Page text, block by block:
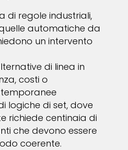
di regole industriali,
automatiche da
un intervento
di linea in
costi o
logiche di set, dove
richiede centinaia di
che devono essere
coerente.